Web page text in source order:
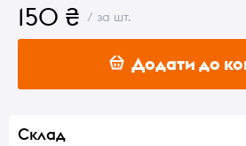
150 ₴ / за шт.
Додати до
Склад